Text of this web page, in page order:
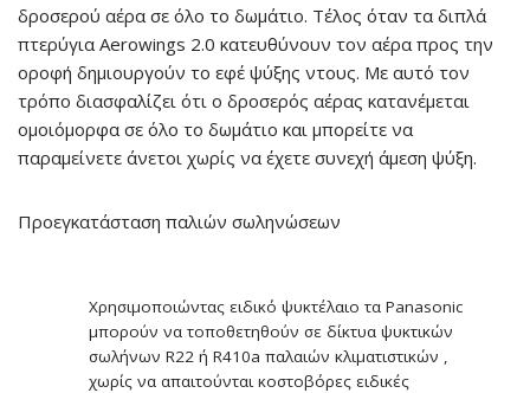
δροσερού αέρα σε όλο το δωμάτιο. Τέλος όταν τα διπλά
πτερύγια Aerowings 2.0 κατευθύνουν τον αέρα προς την
οροφή δημιουργούν το εφέ ψύξης ντους. Με αυτό τον
τρόπο διασφαλίζει ότι ο δροσερός αέρας κατανέμεται
ομοιόμορφα σε όλο το δωμάτιο και μπορείτε να
παραμείνετε άνετοι χωρίς να έχετε συνεχή άμεση ψύξη.
Προεγκατάσταση παλιών σωληνώσεων
Χρησιμοποιώντας ειδικό ψυκτέλαιο τα Panasonic
μπορούν να τοποθετηθούν σε δίκτυα ψυκτικών
σωλήνων R22 ή R410a παλαιών κλιματιστικών ,
χωρίς να απαιτούνται κοστοβόρες ειδικές